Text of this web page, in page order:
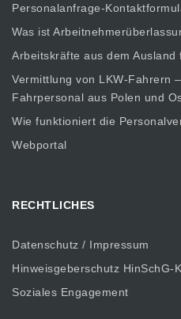
Personalanfrage-
Was ist
Arbeitskräfte aus dem Ausland
Vermittlung von LKW-Fahrern
Fahrpersonal aus Polen und
Wie funktioniert die
Webportal
RECHTLICHES
Datenschutz / Impressum
Hinweisgeberschutz HinSchG-
Soziales Engagement